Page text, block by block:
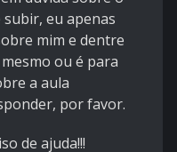
eu apenas
mim e dentre
ou é para
a aula
por favor.
de ajuda!!!